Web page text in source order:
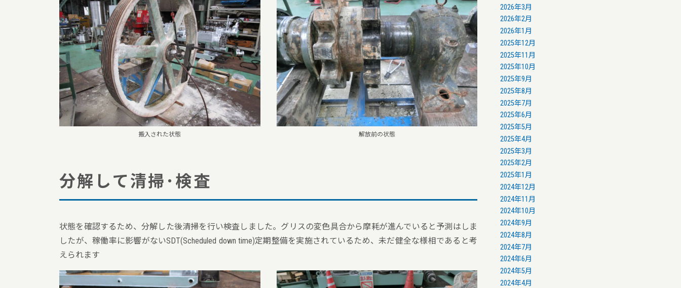
搬入された状態 解放前の状態
分解して清掃･検査
状態を確認するため、分解した後清掃を行い検査しました。グリスの変色具合から摩耗が進んでいると予測はしま
したが、稼働率に影響がないSDT(Scheduled down time)定期整備を実施されているため、未だ健全な様相であると考
えられます
2026年3月
2026年2月
2026年1月
2025年12月
2025年11月
2025年10月
2025年9月
2025年8月
2025年7月
2025年6月
2025年5月
2025年4月
2025年3月
2025年2月
2025年1月
2024年12月
2024年11月
2024年10月
2024年9月
2024年8月
2024年7月
2024年6月
2024年5月
2024年4月